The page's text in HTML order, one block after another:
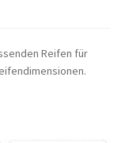
Reifen für